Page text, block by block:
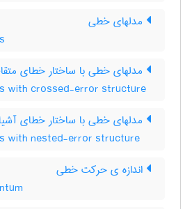
مدلهای خطی
مدلهای خطی با ساختار خطای
with crossed-error structure
مدلهای خطی با ساختار خطای
with nested-error structure
اندازه ی حرکت خطی